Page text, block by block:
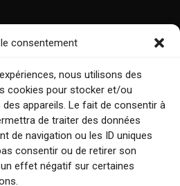
consentement
nous utilisons des
cookies pour stocker et/ou
appareils. Le fait de consentir à
de traiter des données
de navigation ou les ID uniques
consentir ou de retirer son
effet négatif sur certaines
Maritimes : oû trouver Le Mensuel ?
le magazine en ligne
évader le temps d’un week-end ou